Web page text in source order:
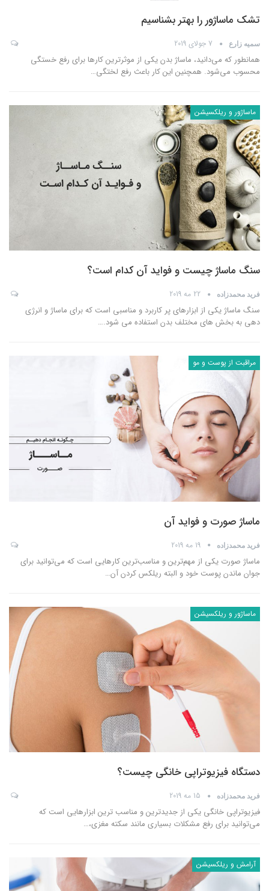
تشک ماساژور را بهتر بشناسیم
سمیه زارع 7 جولای 2019
همانطور که می‌دانید، ماساژ بدن یکی از موثرترین کارها برای رفع خستگی
محسوب می‌شود. همچنین این کار باعث رفع لختگی…
ماساژور و ریلکسیشن
سنگ ماساژ چیست و فواید آن کدام است؟
فرید محمدزاده 22 مه 2019
سنگ ماساژ یکی از ابزارهای پر کاربرد و مناسبی است که برای ماساژ و انرژی
دهی به بخش های مختلف بدن استفاده می شود.…
مراقبت از پوست و مو
ماساژ صورت و فواید آن
فرید محمدزاده 19 مه 2019
ماساژ صورت یکی از مهم‌ترین و مناسب‌ترین کارهایی است که می‌توانید برای
جوان ماندن پوست خود و البته ریلکس کردن آن…
ماساژور و ریلکسیشن
دستگاه فیزیوتراپی خانگی چیست؟
فرید محمدزاده 15 مه 2019
فیزیوتراپی خانگی یکی از جدیدترین و مناسب ترین ابزارهایی است که
می‌توانید برای رفع مشکلات بسیاری مانند سکته مغزی،…
آرامش و ریلکسیشن